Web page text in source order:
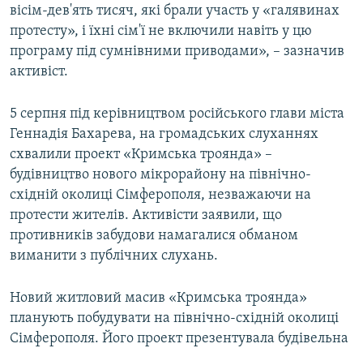
вісім-дев'ять тисяч, які брали участь у «галявинах
протесту», і їхні сім'ї не включили навіть у цю
програму під сумнівними приводами», – зазначив
активіст.
5 серпня під керівництвом російського глави міста
Геннадія Бахарева, на громадських слуханнях
схвалили проект «Кримська троянда» –
будівництво нового мікрорайону на північно-
східній околиці Сімферополя, незважаючи на
протести жителів. Активісти заявили, що
противників забудови намагалися обманом
виманити з публічних слухань.
Новий житловий масив «Кримська троянда»
планують побудувати на північно-східній околиці
Сімферополя. Його проект презентувала будівельна